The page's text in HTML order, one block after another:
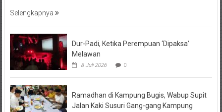
Selengkapnya
Dur-Padi, Ketika Perempuan ‘Dipaksa’
Melawan
8 Juli 2026 0
Ramadhan di Kampung Bugis, Wabup Supit
Jalan Kaki Susuri Gang-gang Kampung